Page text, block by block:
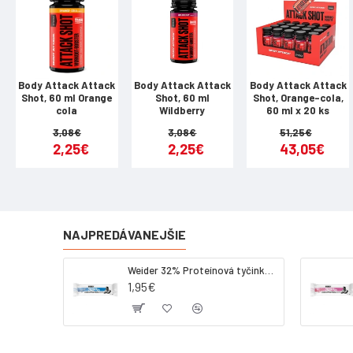
Beta-
Taurin:
L-Arginin
- z toho L-
Kofein
Inosin:
Body Attack Attack
Shot, 60 ml Orange
cola
2,25€
3,08€
Body Attack Attack
Shot, 60 ml
Wildberry
2,25€
3,08€
Body Attack Attack
Shot, Orange-cola,
60 ml x 20 ks
43,05€
51,25€
NAJPREDÁVANEJŠIE
1,95€